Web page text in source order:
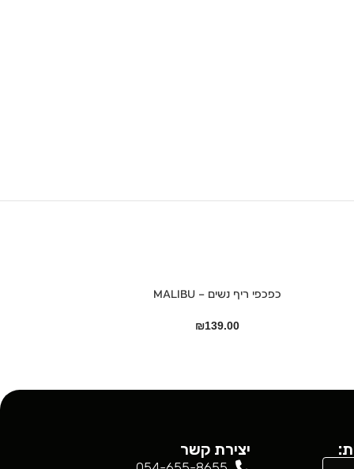
כפכפי ריף נשים – MALIBU
₪139.00
יצירת קשר